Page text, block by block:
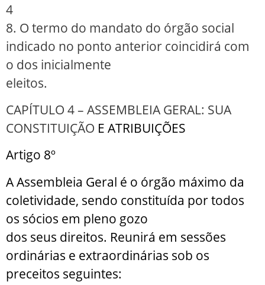
4
8. O termo do mandato do órgão social
indicado no ponto anterior coincidirá com
o dos inicialmente
eleitos.
CAPÍTULO 4 – ASSEMBLEIA GERAL: SUA
CONSTITUIÇÃO E ATRIBUIÇÕES
Artigo 8º
A Assembleia Geral é o órgão máximo da
coletividade, sendo constituída por todos
os sócios em pleno gozo
dos seus direitos. Reunirá em sessões
ordinárias e extraordinárias sob os
preceitos seguintes: